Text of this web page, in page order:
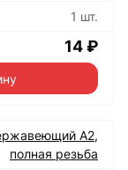
1 шт.
14 ₽
А2,
полная резьба